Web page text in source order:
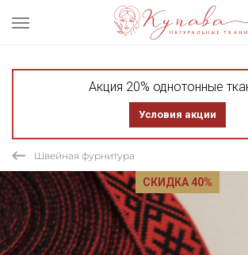
Акция 20% однотонные
Условия акции
Швейная фурнитура
СКИДКА 40%